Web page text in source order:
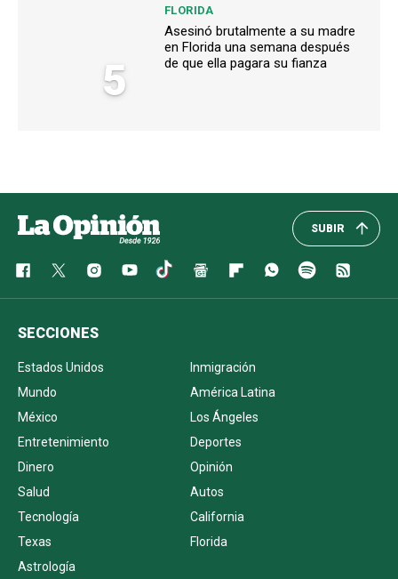
5
FLORIDA
Asesinó brutalmente a su madre
en Florida una semana después
de que ella pagara su fianza
SUBIR
SECCIONES
Estados Unidos
Inmigración
Mundo
América Latina
México
Los Ángeles
Entretenimiento
Deportes
Dinero
Opinión
Salud
Autos
Tecnología
California
Texas
Florida
Astrología